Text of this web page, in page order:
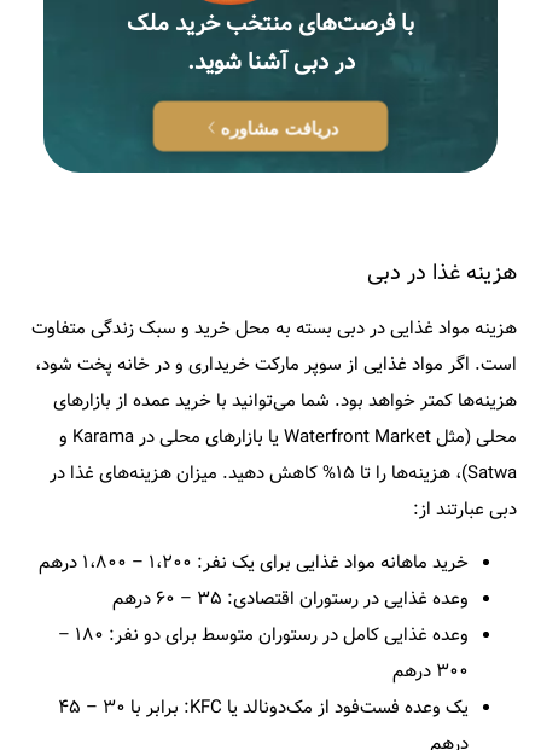
با فرصت‌های منتخب خرید ملک
در دبی آشنا شوید.
دریافت مشاوره
هزینه غذا در دبی
هزینه مواد غذایی در دبی بسته به محل خرید و سبک زندگی متفاوت
است. اگر مواد غذایی از سوپر مارکت خریداری و در خانه پخت شود،
هزینه‌ها کمتر خواهد بود. شما می‌توانید با خرید عمده از بازارهای
محلی (مثل Waterfront Market یا بازارهای محلی در Karama و
Satwa)، هزینه‌ها را تا ۱۵% کاهش دهید. میزان هزینه‌های غذا در
دبی عبارتند از:
خرید ماهانه مواد غذایی برای یک نفر: ۱،۲۰۰ – ۱،۸۰۰ درهم
وعده غذایی در رستوران اقتصادی: ۳۵ – ۶۰ درهم
وعده غذایی کامل در رستوران متوسط برای دو نفر: ۱۸۰ –
۳۰۰ درهم
یک وعده فست‌فود از مک‌دونالد یا KFC: برابر با ۳۰ – ۴۵